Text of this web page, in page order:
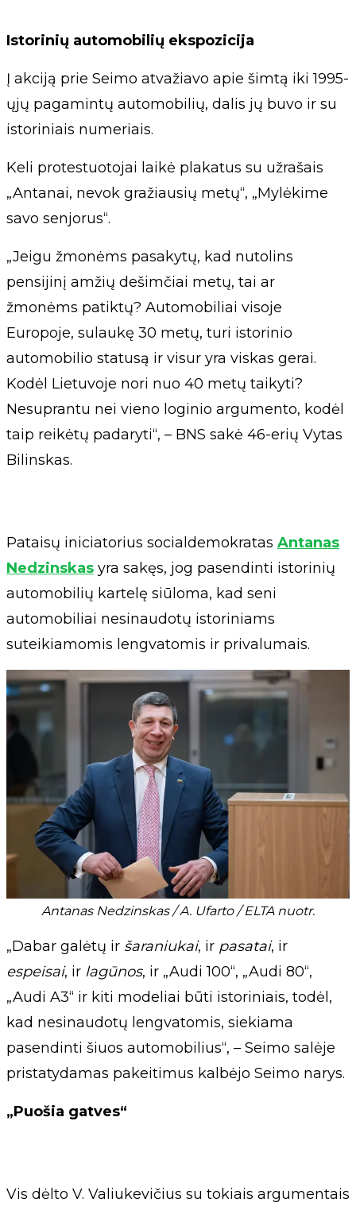
Istorinių automobilių ekspozicija
Į akciją prie Seimo atvažiavo apie šimtą iki 1995-
ųjų pagamintų automobilių, dalis jų buvo ir su
istoriniais numeriais.
Keli protestuotojai laikė plakatus su užrašais
„Antanai, nevok gražiausių metų“, „Mylėkime
savo senjorus“.
„Jeigu žmonėms pasakytų, kad nutolins
pensijinį amžių dešimčiai metų, tai ar
žmonėms patiktų? Automobiliai visoje
Europoje, sulaukę 30 metų, turi istorinio
automobilio statusą ir visur yra viskas gerai.
Kodėl Lietuvoje nori nuo 40 metų taikyti?
Nesuprantu nei vieno loginio argumento, kodėl
taip reikėtų padaryti“, – BNS sakė 46-erių Vytas
Bilinskas.
Pataisų iniciatorius socialdemokratas Antanas
Nedzinskas yra sakęs, jog pasendinti istorinių
automobilių kartelę siūloma, kad seni
automobiliai nesinaudotų istoriniams
suteikiamomis lengvatomis ir privalumais.
Antanas Nedzinskas / A. Ufarto / ELTA nuotr.
„Dabar galėtų ir šaraniukai, ir pasatai, ir
espeisai, ir lagūnos, ir „Audi 100“, „Audi 80“,
„Audi A3“ ir kiti modeliai būti istoriniais, todėl,
kad nesinaudotų lengvatomis, siekiama
pasendinti šiuos automobilius“, – Seimo salėje
pristatydamas pakeitimus kalbėjo Seimo narys.
„Puošia gatves“
Vis dėlto V. Valiukevičius su tokiais argumentais